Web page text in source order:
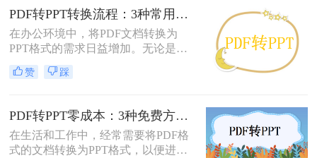
修改内容、调整逻辑，或是直接用于
会议汇报。然而，由于PDF格式本身
是为了稳定显示而非编辑而设计的，
这项转换工作常常伴随着格式错乱、
排版混乱、图片丢失等“车祸现场”。
PDF转PPT转换流程：3种常用方法的速度和精度对比！
在办公环境中，将PDF文档转换为
PPT格式的需求日益增加。无论是为
了更好地展示信息，还是为了便于编
辑内容，掌握几种有效的PDF转PPT
怎么转换呢？本文将介绍三种常用的
方法来实现这一转换。
赞 踩
PDF转PPT零成本：3种免费方案的实际效果和隐藏限制！
在生活和工作中，经常需要将PDF格
式的文档转换为PPT格式，以便进行